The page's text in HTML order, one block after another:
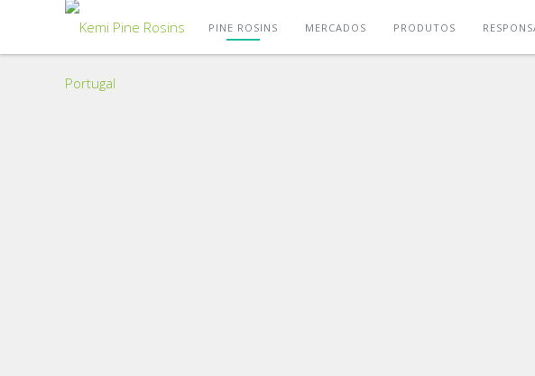
PINE ROSINS MERCADOS PRODUTOS